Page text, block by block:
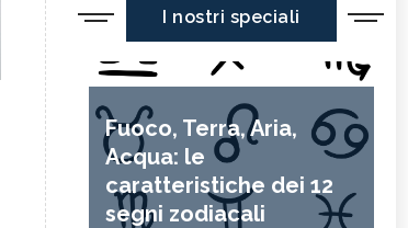
I nostri speciali
Fuoco, Terra, Aria,
Acqua: le
caratteristiche dei 12
segni zodiacali